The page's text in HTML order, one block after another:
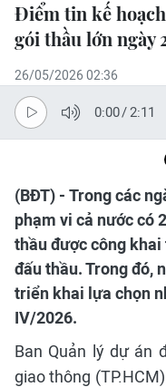
Điểm tin kế
gói thầu lớn ngày
26/05/2026 02:36
0:00/2:11
(BĐT) - Trong các
phạm vi cả nước có
thầu được công
đấu thầu. Trong đó,
triển khai lựa chọn
IV/2026.
Ban Quản lý dự án
giao thông